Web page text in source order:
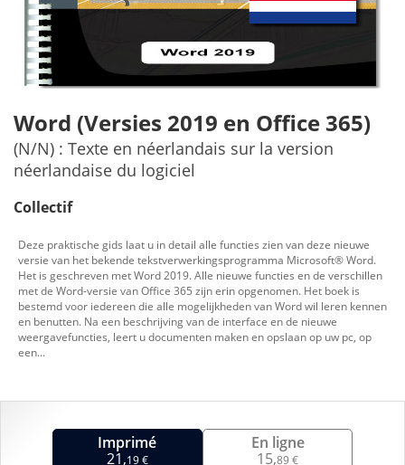
Word (Versies 2019 en Office 365)
(N/N) : Texte en néerlandais sur la version
néerlandaise du logiciel
Collectif
Imprimé
21,19 €
En ligne
15,89 €
Deze praktische gids laat u in detail alle functies zien van deze nieuwe
versie van het bekende tekstverwerkingsprogramma Microsoft® Word.
Het is geschreven met Word 2019. Alle nieuwe functies en de verschillen
met de Word-versie van Office 365 zijn erin opgenomen. Het boek is
bestemd voor iedereen die alle mogelijkheden van Word wil leren kennen
en benutten. Na een beschrijving van de interface en de nieuwe
weergavefuncties, leert u documenten maken en opslaan op uw pc, op
een...